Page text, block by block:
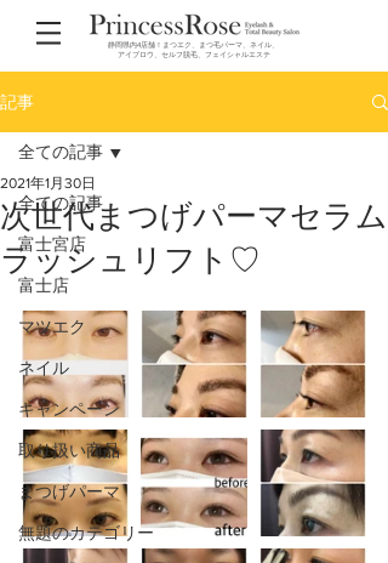
静岡県内4店舗！まつエク、まつ毛パーマ、ネイル、
アイブロウ、セルフ脱毛、フェイシャルエステ
記事
全ての記事
富士宮店
富士店
マツエク
ネイル
キャンペーン
取り扱い商品
まつげパーマ
無題のカテゴリー
全ての記事
次世代まつげパーマセラム
ラッシュリフト♡
2021年1月30日